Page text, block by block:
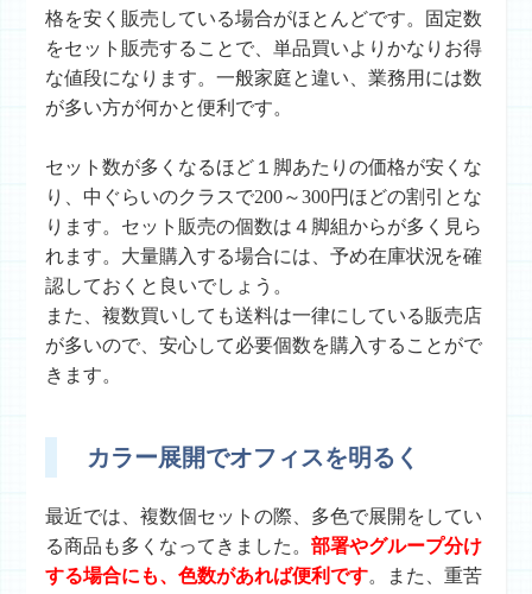
格を安く販売している場合がほとんどです。固定数
をセット販売することで、単品買いよりかなりお得
な値段になります。一般家庭と違い、業務用には数
が多い方が何かと便利です。
セット数が多くなるほど１脚あたりの価格が安くな
り、中ぐらいのクラスで200～300円ほどの割引とな
ります。セット販売の個数は４脚組からが多く見ら
れます。大量購入する場合には、予め在庫状況を確
認しておくと良いでしょう。
また、複数買いしても送料は一律にしている販売店
が多いので、安心して必要個数を購入することがで
きます。
カラー展開でオフィスを明るく
最近では、複数個セットの際、多色で展開をしてい
る商品も多くなってきました。部署やグループ分け
する場合にも、色数があれば便利です。また、重苦